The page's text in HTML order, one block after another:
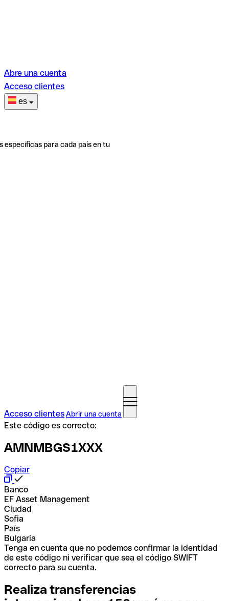
Abre una cuenta
Acceso clientes
es
específicas para cada país en tu
Acceso clientesAbrir una cuenta
Este código es correcto:
AMNMBGS1XXX
Copiar
Banco
EF Asset Management
Ciudad
Sofia
País
Bulgaria
Tenga en cuenta que no podemos confirmar la identidad
de este código ni verificar que sea el código SWIFT
correcto para su cuenta.
Realiza transferencias